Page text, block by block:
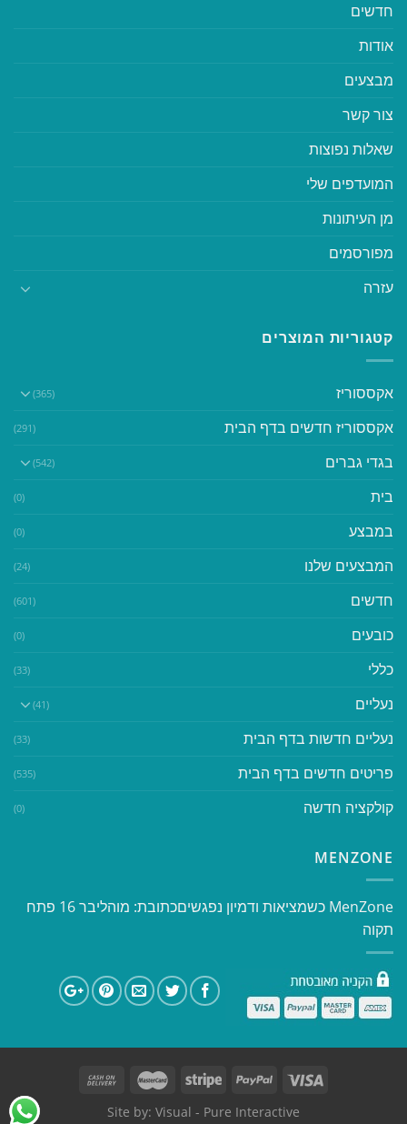
חדשים
אודות
מבצעים
צור קשר
שאלות נפוצות
המועדפים שלי
מן העיתונות
מפורסמים
עזרה
קטגוריות המוצרים
אקססוריז (365)
אקססוריז חדשים בדף הבית (291)
בגדי גברים (542)
בית (0)
במבצע (0)
המבצעים שלנו (24)
חדשים (601)
כובעים (0)
כללי (33)
נעליים (41)
נעליים חדשות בדף הבית (33)
פריטים חדשים בדף הבית (535)
קולקציה חדשה (0)
MENZONE
​​MenZone כשמציאות ודמיון נפגשים​ כתובת: מוהליבר 16 פתח
תקוה
Site by: Visual - Pure Interactive